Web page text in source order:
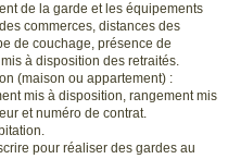
de la garde et les équipements
commerces, distances des
de couchage, présence de
à disposition des retraités.
(maison ou appartement) :
mis à disposition, rangement mis
et numéro de contrat.
pour réaliser des gardes au